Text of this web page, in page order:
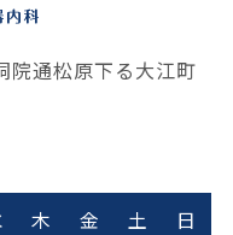
通松原下る大江町
木 金 土
日